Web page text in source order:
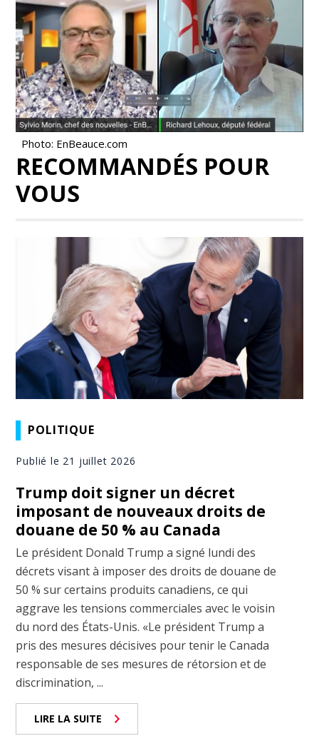
Photo: EnBeauce.com
RECOMMANDÉS POUR
VOUS
POLITIQUE
Publié le 21 juillet 2026
Trump doit signer un décret
imposant de nouveaux droits de
douane de 50 % au Canada
Le président Donald Trump a signé lundi des
décrets visant à imposer des droits de douane de
50 % sur certains produits canadiens, ce qui
aggrave les tensions commerciales avec le voisin
du nord des États-Unis. «Le président Trump a
pris des mesures décisives pour tenir le Canada
responsable de ses mesures de rétorsion et de
discrimination, ...
LIRE LA SUITE